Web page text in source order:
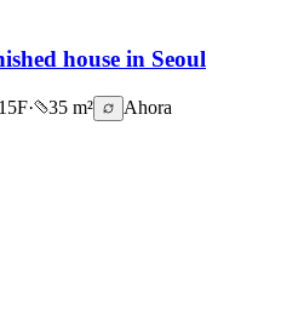
house in Seoul
· 35 m² Ahora